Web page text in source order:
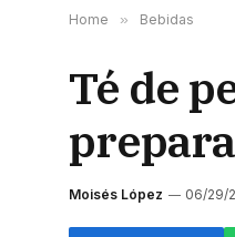
Home » Bebidas
Té de
Moisés López 06/29/